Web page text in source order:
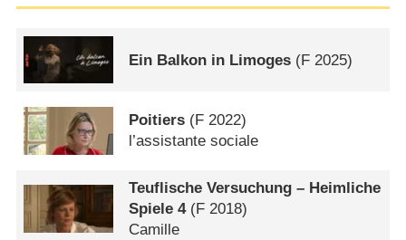
Ein Balkon in Limoges (F 2025)
Poitiers (F 2022)
l’assistante sociale
Teuflische Versuchung – Heimliche
Spiele 4(F 2018)
Camille